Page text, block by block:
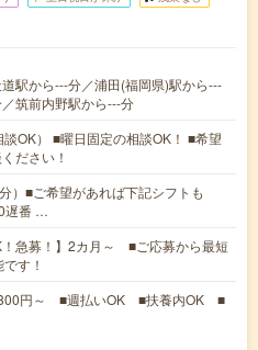
駅から---分／浦田(福岡県)駅から---
筑前内野駅から---分
OK） ■曜日固定の相談OK！ ■希望
ださい！
）■ご希望があれば下記シフトも
遅番 …
！急募！】2カ月～ ■ご応募から最短
す！
円～ ■週払いOK ■扶養内OK ■